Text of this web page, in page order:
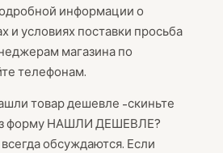
информации о
и условиях поставки просьба
магазина по
телефонам.
товар дешевле -скиньте
форму НАШЛИ ДЕШЕВЛЕ?
обсуждаются. Если